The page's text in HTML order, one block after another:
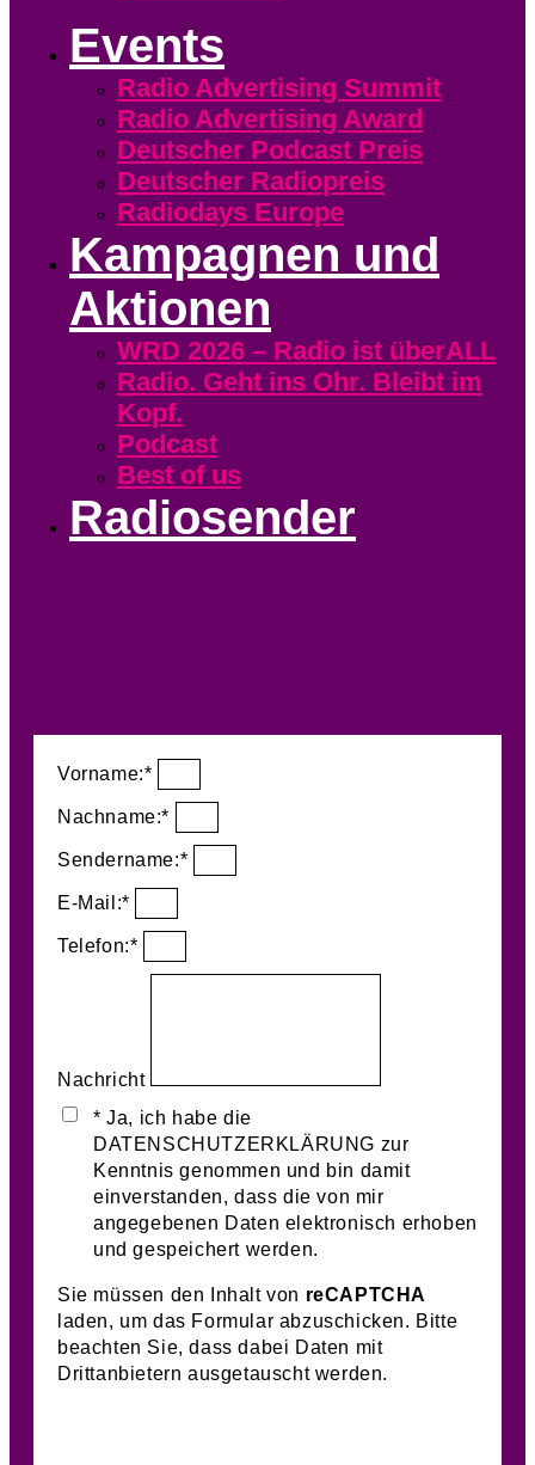
Events
Radio Advertising Summit
Radio Advertising Award
Deutscher Podcast Preis
Deutscher Radiopreis
Radiodays Europe
Kampagnen und
Aktionen
WRD 2026 – Radio ist überALL
Radio. Geht ins Ohr. Bleibt im
Kopf.
Podcast
Best of us
Radiosender
Vorname:*
Nachname:*
Sendername:*
E-Mail:*
Telefon:*
Nachricht
* Ja, ich habe die
DATENSCHUTZERKLÄRUNG zur
Kenntnis genommen und bin damit
einverstanden, dass die von mir
angegebenen Daten elektronisch erhoben
und gespeichert werden.
Sie müssen den Inhalt von reCAPTCHA
laden, um das Formular abzuschicken. Bitte
beachten Sie, dass dabei Daten mit
Drittanbietern ausgetauscht werden.